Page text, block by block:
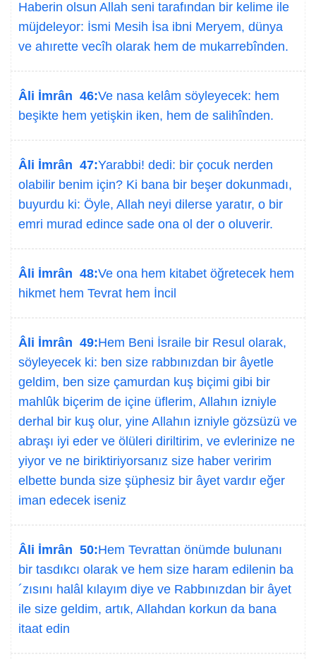
Haberin olsun Allah seni tarafından bir kelime ile
müjdeleyor: İsmi Mesih İsa ibni Meryem, dünya
ve ahırette vecîh olarak hem de mukarrebînden.
Âli İmrân 46:Ve nasa kelâm söyleyecek: hem
beşikte hem yetişkin iken, hem de salihînden.
Âli İmrân 47:Yarabbi! dedi: bir çocuk nerden
olabilir benim için? Ki bana bir beşer dokunmadı,
buyurdu ki: Öyle, Allah neyi dilerse yaratır, o bir
emri murad edince sade ona ol der o oluverir.
Âli İmrân 48:Ve ona hem kitabet öğretecek hem
hikmet hem Tevrat hem İncil
Âli İmrân 49:Hem Beni İsraile bir Resul olarak,
söyleyecek ki: ben size rabbınızdan bir âyetle
geldim, ben size çamurdan kuş biçimi gibi bir
mahlûk biçerim de içine üflerim, Allahın izniyle
derhal bir kuş olur, yine Allahın izniyle gözsüzü ve
abraşı iyi eder ve ölüleri diriltirim, ve evlerinize ne
yiyor ve ne biriktiriyorsanız size haber veririm
elbette bunda size şüphesiz bir âyet vardır eğer
iman edecek iseniz
Âli İmrân 50:Hem Tevrattan önümde bulunanı
bir tasdıkcı olarak ve hem size haram edilenin ba
´zısını halâl kılayım diye ve Rabbınızdan bir âyet
ile size geldim, artık, Allahdan korkun da bana
itaat edin